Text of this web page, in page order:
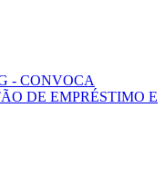
- CONVOCA
DE EMPRÉSTIMO E